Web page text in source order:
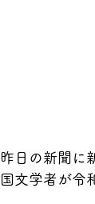
昨日の新聞に
国文学者が令